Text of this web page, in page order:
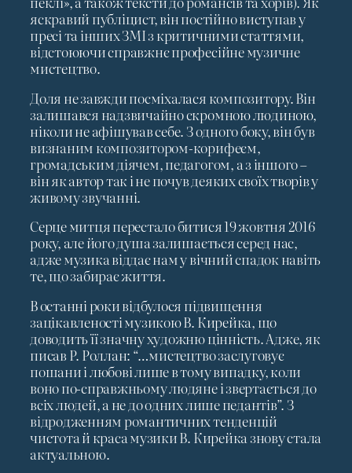
яскравий публіцист, він постійно виступав у
пресі та інших ЗМІ з критичними статтями,
відстоюючи справжнє професійне музичне
мистецтво.
Доля не завжди посміхалася композитору. Він
залишався надзвичайно скромною людиною,
ніколи не афішував себе. З одного боку, він був
визнаним композитором-корифеєм,
громадським діячем, педагогом, а з іншого –
він як автор так і не почув деяких своїх творів у
живому звучанні.
Серце митця перестало битися 19 жовтня 2016
року, але його душа залишається серед нас,
адже музика віддає нам у вічний спадок навіть
те, що забирає життя.
В останні роки відбулося підвищення
зацікавленості музикою В. Кирейка, що
доводить її значну художню цінність. Адже, як
писав Р. Роллан: “…мистецтво заслуговує
пошани і любові лише в тому випадку, коли
воно по-справжньому людяне і звертається до
всіх людей, а не до одних лише педантів”. З
відродженням романтичних тенденцій
чистота й краса музики В. Кирейка знову стала
актуальною.